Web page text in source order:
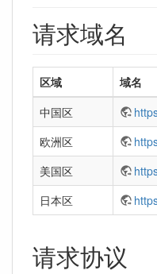
请求域名
区域
域名
中国区
欧洲区
美国区
日本区
请求协议